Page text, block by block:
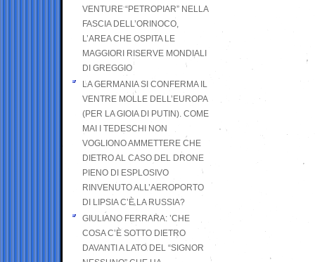
VENTURE “PETROPIAR” NELLA
FASCIA DELL’ORINOCO,
L’AREA CHE OSPITA LE
MAGGIORI RISERVE MONDIALI
DI GREGGIO
LA GERMANIA SI CONFERMA IL
VENTRE MOLLE DELL’EUROPA
(PER LA GIOIA DI PUTIN). COME
MAI I TEDESCHI NON
VOGLIONO AMMETTERE CHE
DIETRO AL CASO DEL DRONE
PIENO DI ESPLOSIVO
RINVENUTO ALL’AEROPORTO
DI LIPSIA C’È LA RUSSIA?
GIULIANO FERRARA: ’CHE
COSA C’È SOTTO DIETRO
DAVANTI A LATO DEL “SIGNOR